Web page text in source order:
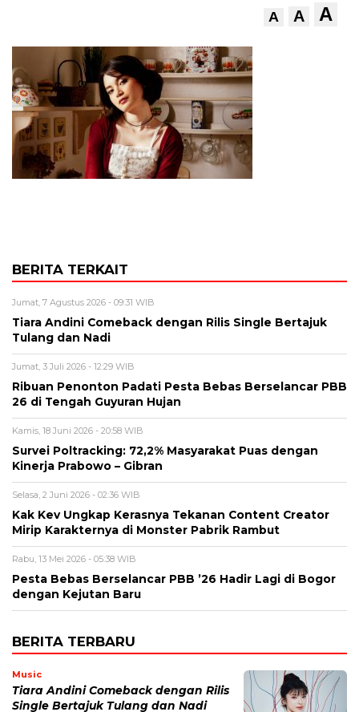
A A A
BERITA TERKAIT
Jumat, 7 Agustus 2026 - 09:31 WIB
Tiara Andini Comeback dengan Rilis Single Bertajuk
Tulang dan Nadi
Jumat, 3 Juli 2026 - 12:29 WIB
Ribuan Penonton Padati Pesta Bebas Berselancar PBB
26 di Tengah Guyuran Hujan
Kamis, 18 Juni 2026 - 20:58 WIB
Survei Poltracking: 72,2% Masyarakat Puas dengan
Kinerja Prabowo – Gibran
Selasa, 2 Juni 2026 - 02:36 WIB
Kak Kev Ungkap Kerasnya Tekanan Content Creator
Mirip Karakternya di Monster Pabrik Rambut
Rabu, 13 Mei 2026 - 05:38 WIB
Pesta Bebas Berselancar PBB ’26 Hadir Lagi di Bogor
dengan Kejutan Baru
BERITA TERBARU
Music
Tiara Andini Comeback dengan Rilis
Single Bertajuk Tulang dan Nadi